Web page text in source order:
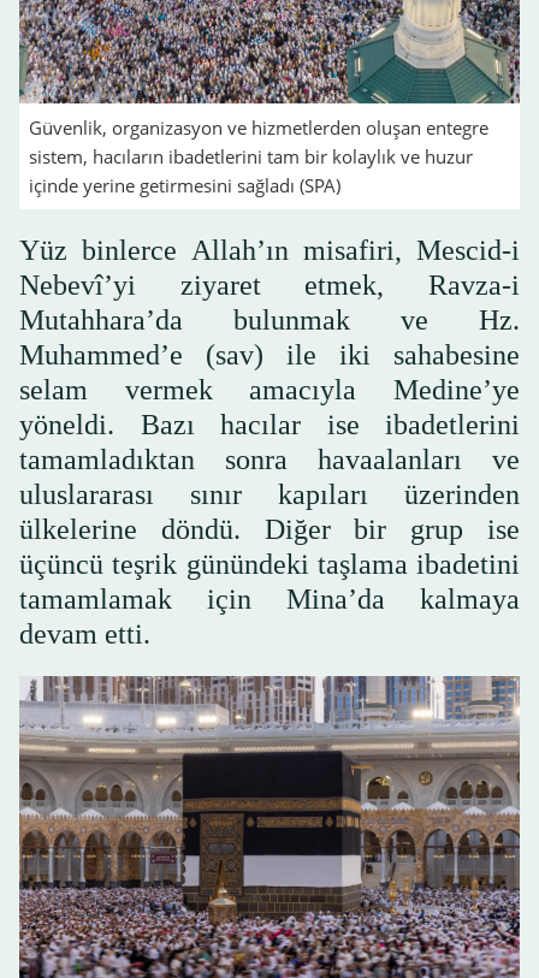
Güvenlik, organizasyon ve hizmetlerden oluşan entegre
sistem, hacıların ibadetlerini tam bir kolaylık ve huzur
içinde yerine getirmesini sağladı (SPA)
Yüz binlerce Allah’ın misafiri, Mescid-i
Nebevî’yi ziyaret etmek, Ravza-i
Mutahhara’da bulunmak ve Hz.
Muhammed’e (sav) ile iki sahabesine
selam vermek amacıyla Medine’ye
yöneldi. Bazı hacılar ise ibadetlerini
tamamladıktan sonra havaalanları ve
uluslararası sınır kapıları üzerinden
ülkelerine döndü. Diğer bir grup ise
üçüncü teşrik günündeki taşlama ibadetini
tamamlamak için Mina’da kalmaya
devam etti.